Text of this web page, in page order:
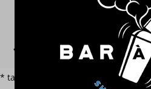
* tarif par volume hors additif et e-